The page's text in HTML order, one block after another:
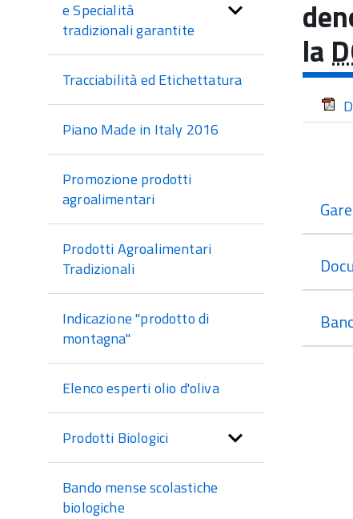
sezione
e Specialità
tradizionali garantite
Tracciabilità ed Etichettatura
Piano Made in Italy 2016
Promozione prodotti
agroalimentari
Prodotti Agroalimentari
Tradizionali
Indicazione "prodotto di
montagna"
Elenco esperti olio d'oliva
Prodotti Biologici
Bando mense scolastiche
biologiche
la
Gare